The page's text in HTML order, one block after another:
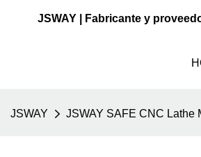
JSWAY | Fabricante y
JSWAY JSWAY SAFE CNC Lathe